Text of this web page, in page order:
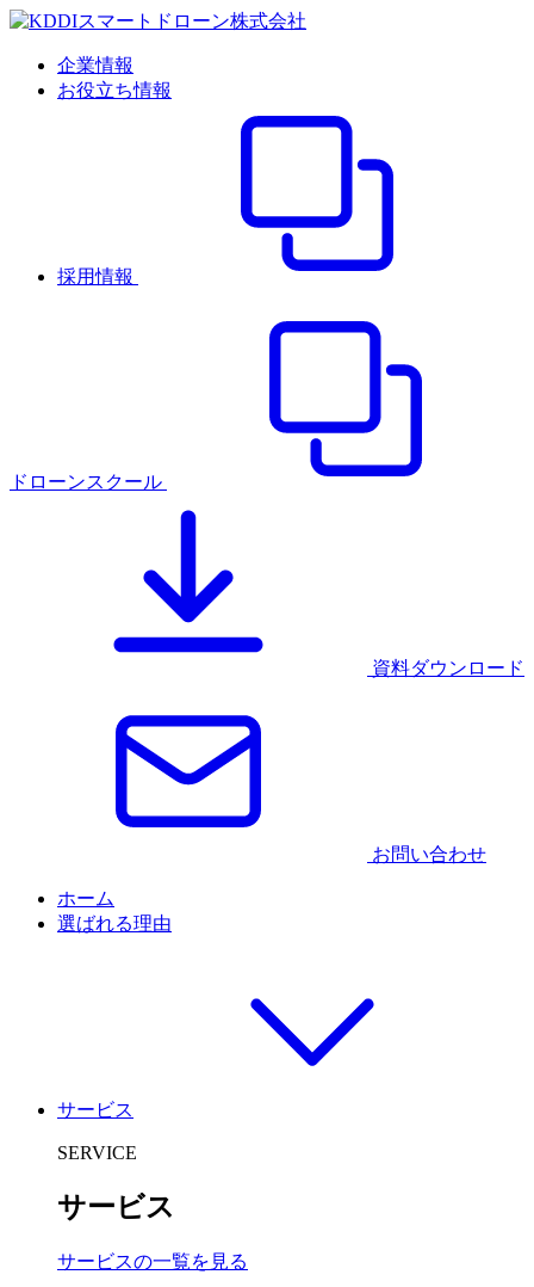
企業情報
お役立ち情報
採用情報
ドローンスクール
資料ダウンロード
お問い合わせ
ホーム
選ばれる理由
サービス
SERVICE
サービス
サービスの一覧を見る